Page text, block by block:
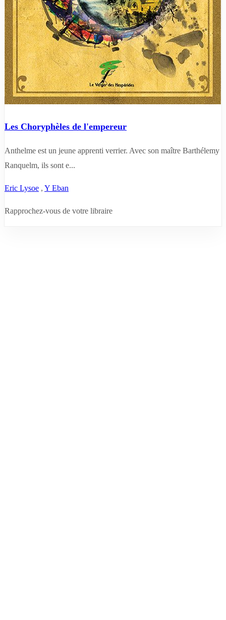
Les Choryphèles de l'empereur
Anthelme est un jeune apprenti verrier. Avec son maître Barthélemy
Ranquelm, ils sont e...
Eric Lysoe , Y Eban
Rapprochez-vous de votre libraire